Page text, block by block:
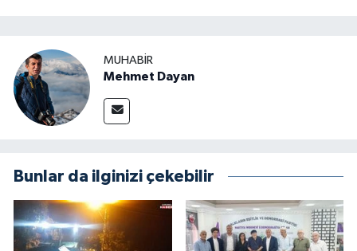
MUHABIR
Mehmet Dayan
Bunlar da ilginizi çekebilir